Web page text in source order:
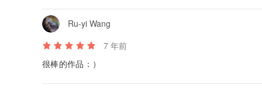
Ru-yi Wang
7 年前
很棒的作品：）